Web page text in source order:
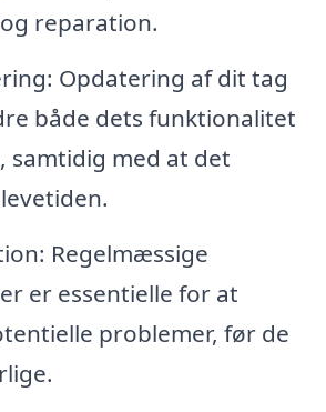
reparation.
Opdatering af dit tag
både dets funktionalitet
samtidig med at det
Regelmæssige
er essentielle for at
problemer, før de